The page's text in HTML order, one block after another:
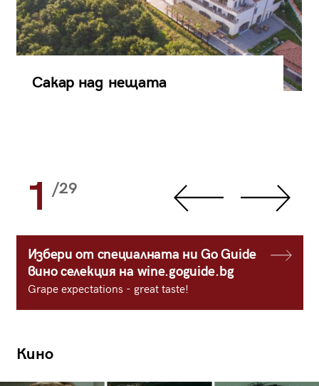
Сакар над нещата
1 /29
Избери от специалната ни Go Guide
вино селекция на wine.goguide.bg
Grape expectations - great taste!
Кино